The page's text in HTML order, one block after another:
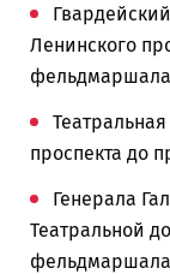
Ленинского
проспекта до
Генерала
Театральной